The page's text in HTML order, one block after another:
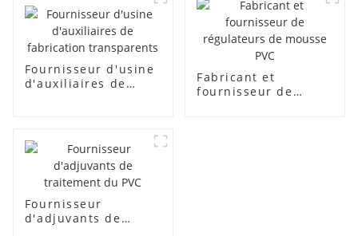
Fournisseur d'usine
d'auxiliaires de
Fabricant et
fournisseur de
Fournisseur
d'adjuvants de